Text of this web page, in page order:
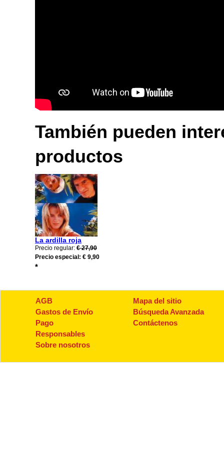
También pueden
productos
La ardilla roja
Precio regular: € 27,90
Precio especial: € 9,90
*
AGB
Gastos de Envío
Pago
Responsables
Sobre nosotros
Mapa del sitio
Búsqueda Avanzada
Contáctenos